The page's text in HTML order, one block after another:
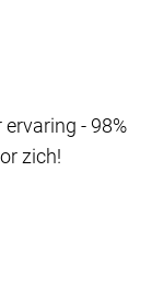
- 98%
zich!